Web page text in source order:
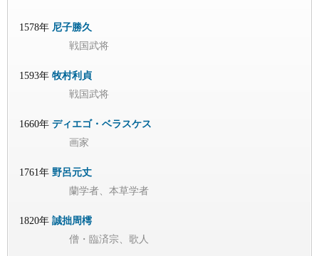
1578年 尼子勝久
戦国武将
1593年 牧村利貞
戦国武将
1660年 ディエゴ・ベラスケス
画家
1761年 野呂元丈
蘭学者、本草学者
1820年 誠拙周樗
僧・臨済宗、歌人